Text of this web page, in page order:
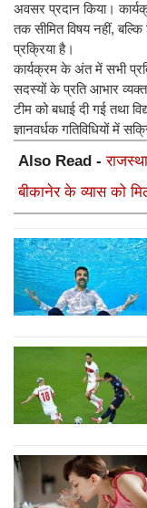
अवसर प्रदान किया।
तक सीमित विषय नहीं,
प्रक्रिया है।
कार्यक्रम के अंत में सभी
सदस्यों के प्रति आभार
टीम को बधाई दी गई तथा
ज्ञानवर्धक गतिविधियों में
Also Read -
बीकानेर के व्यास को